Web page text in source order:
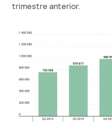
trimestre anterior.